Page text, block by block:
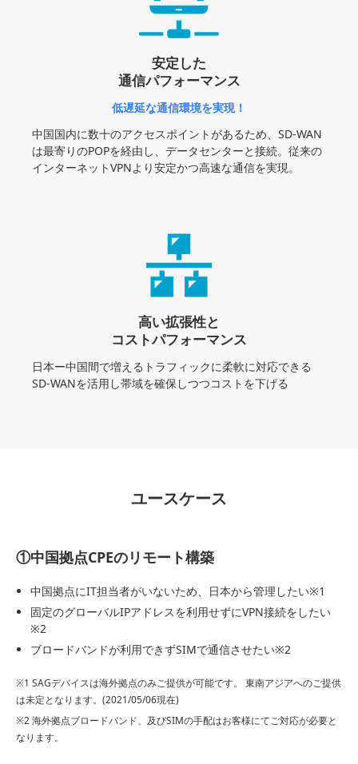
安定した
通信パフォーマンス
低遅延な通信環境を実現！
中国国内に数十のアクセスポイントがあるため、SD-WAN
は最寄りのPOPを経由し、データセンターと接続。従来の
インターネットVPNより安定かつ高速な通信を実現。
高い拡張性と
コストパフォーマンス
日本ー中国間で増えるトラフィックに柔軟に対応できる
SD-WANを活用し帯域を確保しつつコストを下げる
ユースケース
①中国拠点CPEのリモート構築
中国拠点にIT担当者がいないため、日本から管理したい※1
固定のグローバルIPアドレスを利用せずにVPN接続をしたい
※2
ブロードバンドが利用できずSIMで通信させたい※2
※1 SAGデバイスは海外拠点のみご提供が可能です。 東南アジアへのご提供
は未定となります。(2021/05/06現在)
※2 海外拠点ブロードバンド、及びSIMの手配はお客様にてご対応が必要と
なります。